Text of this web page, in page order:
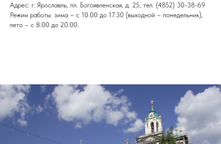
Адрес: г. Ярославль, пл. Богоявленская, д. 25, тел. (4852) 30-38-69
Режим работы: зима – с 10.00 до 17.30 (выходной – понедельник),
лето – с 8.00 до 20.00.